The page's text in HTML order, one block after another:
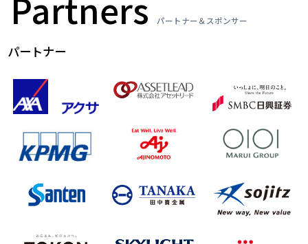
パートナー＆スポンサー
パートナー